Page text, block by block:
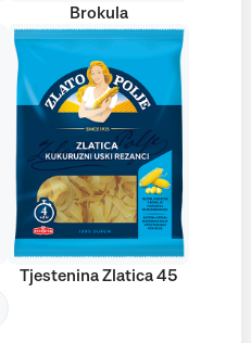
Brokula
Tjestenina Zlatica 45